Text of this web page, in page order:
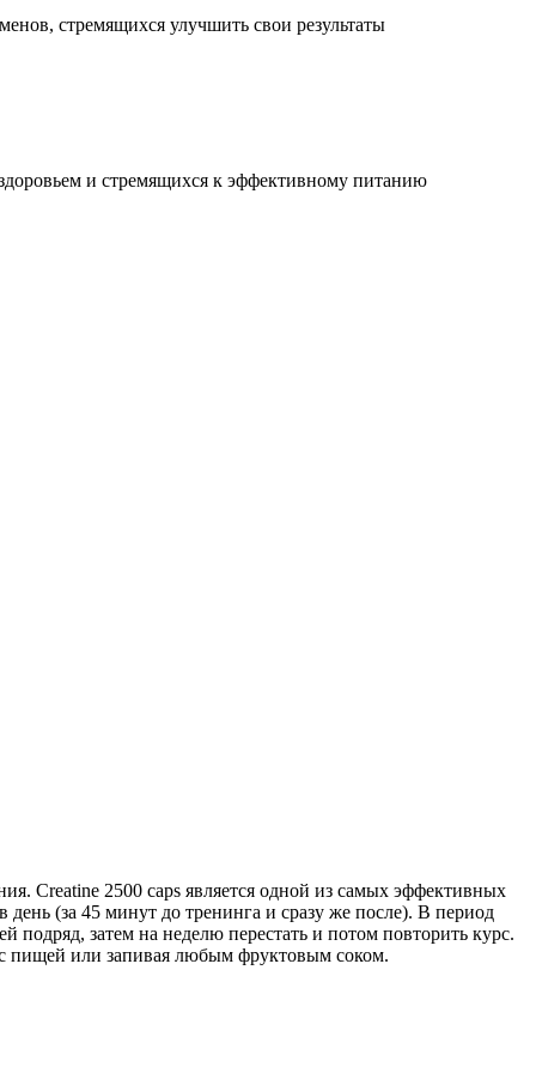
стремящихся улучшить свои результаты
и стремящихся к эффективному питанию
Creatine 2500 caps является одной из самых эффективных
(за 45 минут до тренинга и сразу же после). В период
затем на неделю перестать и потом повторить курс.
с пищей или запивая любым фруктовым соком.